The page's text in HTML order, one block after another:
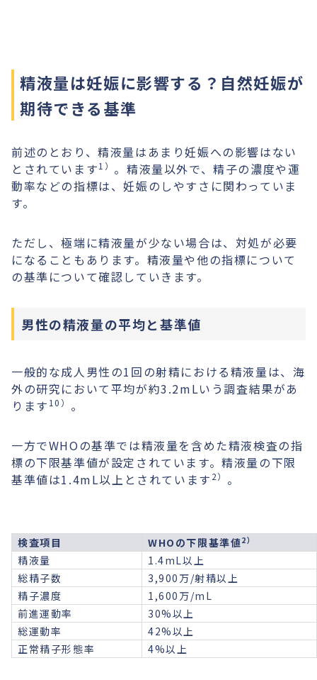
精液量は妊娠に影響する？自然妊娠が
期待できる基準
前述のとおり、精液量はあまり妊娠への影響はない
とされています1） 。精液量以外で、精子の濃度や運
動率などの指標は、妊娠のしやすさに関わっていま
す。
ただし、極端に精液量が少ない場合は、対処が必要
になることもあります。精液量や他の指標について
の基準について確認していきます。
男性の精液量の平均と基準値
一般的な成人男性の1回の射精における精液量は、海
外の研究において平均が約3.2mLいう調査結果があ
ります 10） 。
一方でWHOの基準では精液量を含めた精液検査の指
標の下限基準値が設定されています。精液量の下限
基準値は1.4mL以上とされています 2） 。
検査項目 WHOの下限基準値2）
精液量
1.4mL以上
総精子数
3,900万/射精以上
精子濃度
1,600万/mL
前進運動率
30%以上
総運動率
42%以上
正常精子形態率
4%以上